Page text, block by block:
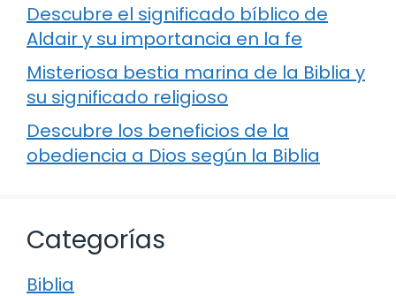
Descubre el significado bíblico de
Aldair y su importancia en la fe
Misteriosa bestia marina de la Biblia y
su significado religioso
Descubre los beneficios de la
obediencia a Dios según la Biblia
Categorías
Biblia